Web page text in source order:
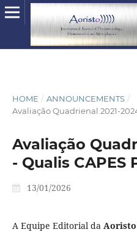
HOME / ANNOUNCEMENTS /
Avaliação Quadrienal 2021-
Avaliação
- Qualis CAPES
13/01/2026
A Equipe Editorial da